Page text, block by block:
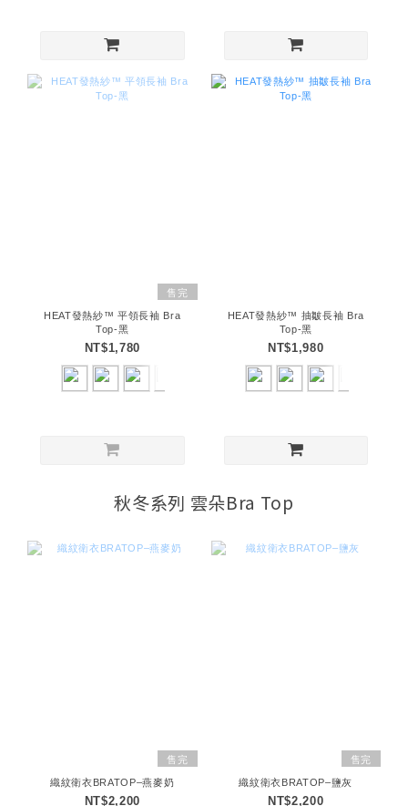
售完
HEAT發熱紗™ 平領長袖 Bra
Top-黑
NT$1,780
HEAT發熱紗™ 抽皺長袖 Bra
Top-黑
NT$1,980
秋冬系列 雲朵Bra Top
售完
織紋衛衣BRATOP–燕麥奶
NT$2,200
售完
織紋衛衣BRATOP–鹽灰
NT$2,200